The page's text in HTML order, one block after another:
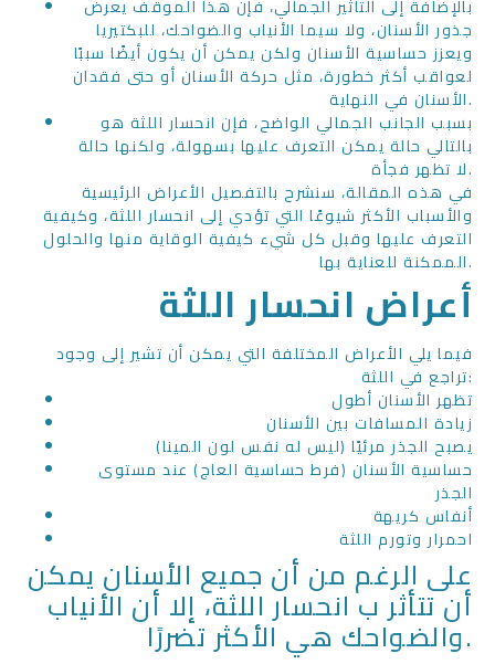
بالإضافة إلى التأثير الجمالي، فإن هذا الموقف يعرض
جذور الأسنان، ولا سيما الأنياب والضواحك، للبكتيريا
ويعزز حساسية الأسنان ولكن يمكن أن يكون أيضًا سببًا
لعواقب أكثر خطورة، مثل حركة الأسنان أو حتى فقدان
الأسنان في النهاية.
بسبب الجانب الجمالي الواضح، فإن انحسار اللثة هو
بالتالي حالة يمكن التعرف عليها بسهولة، ولكنها حالة
لا تظهر فجأة.
في هذه المقالة، سنشرح بالتفصيل الأعراض الرئيسية
والأسباب الأكثر شيوعًا التي تؤدي إلى انحسار اللثة، وكيفية
التعرف عليها وقبل كل شيء كيفية الوقاية منها والحلول
الممكنة للعناية بها.
أعراض انحسار اللثة
فيما يلي الأعراض المختلفة التي يمكن أن تشير إلى وجود
تراجع في اللثة:
تظهر الأسنان أطول
زيادة المسافات بين الأسنان
يصبح الجذر مرئيًا (ليس له نفس لون المينا)
حساسية الأسنان (فرط حساسية العاج) عند مستوى
الجذر
أنفاس كريهة
احمرار وتورم اللثة
على الرغم من أن جميع الأسنان يمكن
أن تتأثر ب انحسار اللثة، إلا أن الأنياب
والضواحك هي الأكثر تضررًا.